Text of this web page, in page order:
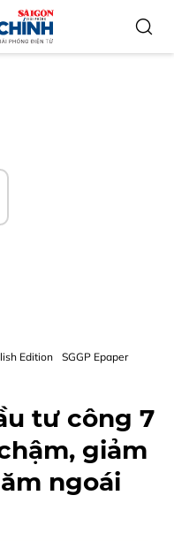
Edition SGGP Epaper
tư công 7
giảm
ngoái